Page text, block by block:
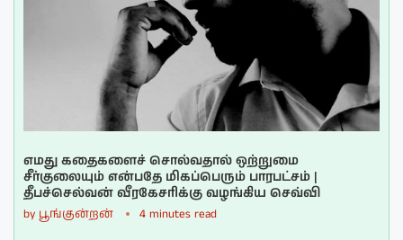
எமது கதைகளைச் சொல்வதால் ஒற்றுமை
சீர்குலையும் என்பதே மிகப்பெரும் பாரபட்சம் |
தீபச்செல்வன் வீரகேசரிக்கு வழங்கிய செவ்வி
by பூங்குன்றன் 4 minutes read